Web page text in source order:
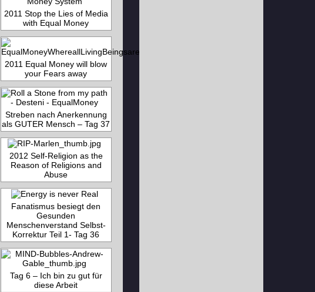
2011 Stop the Lies of Media
with Equal Money
2011 Equal Money will blow
your Fears away
Streben nach Anerkennung
als GUTER Mensch – Tag 37
2012 Self-Religion as the
Reason of Religions and
Abuse
Fanatismus besiegt den
Gesunden
Menschenverstand Selbst-
Korrektur Teil 1- Tag 36
Tag 6 – Ich bin zu gut für
diese Arbeit